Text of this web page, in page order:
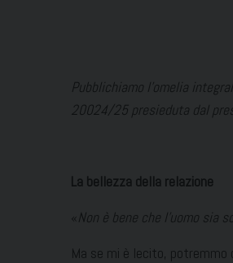
Pubblichiamo l’omelia
20024/25 presieduta dal
La bellezza della relazione
Non è bene che l’uomo sia
Ma se mi è lecito, potremmo